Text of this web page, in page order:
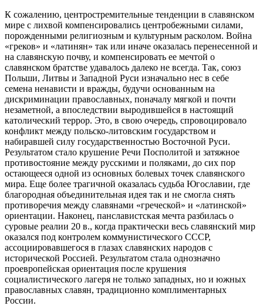
К сожалению, центростремительные тенденции в славянском
мире с лихвой компенсировались центробежными силами,
порожденными религиозным и культурным расколом. Война
«греков» и «латинян» так или иначе оказалась перенесенной и
на славянскую почву, и компенсировать ее мечтой о
славянском братстве удавалось далеко не всегда. Так, союз
Польши, Литвы и Западной Руси изначально нес в себе
семена ненависти и вражды, будучи основанным на
дискриминации православных, поначалу мягкой и почти
незаметной, а впоследствии выродившейся в настоящий
католический террор. Это, в свою очередь, спровоцировало
конфликт между польско-литовским государством и
набиравшей силу государственностью Восточной Руси.
Результатом стало крушение Речи Посполитой и затяжное
противостояние между русскими и поляками, до сих пор
остающееся одной из основных болевых точек славянского
мира. Еще более трагичной оказалась судьба Югославии, где
благородная объединительная идея так и не смогла снять
противоречия между славянами «греческой» и «латинской»
ориентации. Наконец, панславистская мечта разбилась о
суровые реалии 20 в., когда практически весь славянский мир
оказался под контролем коммунистического СССР,
ассоциировавшегося в глазах славянских народов с
исторической Россией. Результатом стала однозначно
проевропейская ориентация после крушения
социалистического лагеря не только западных, но и южных
православных славян, традиционно комплиментарных
России.